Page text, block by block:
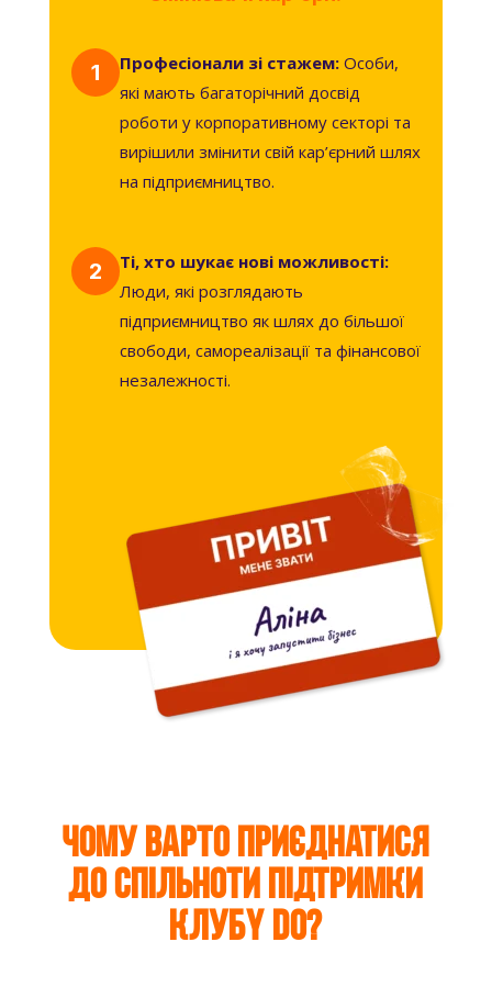
1 Професіонали зі стажем:Особи,
які мають багаторічний досвід
роботи у корпоративному секторі та
вирішили змінити свій кар’єрний шлях
на підприємництво.
2
Ті, хто шукає нові можливості:
Люди, які розглядають
підприємництво як шлях до більшої
свободи, самореалізації та фінансової
незалежності.
Чому варто приєднатися
до спільноти підтримки
Клубy DO?